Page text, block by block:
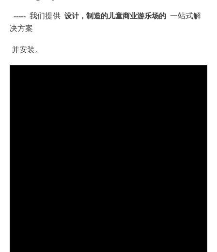
----- 我们提供 设计，制造的儿童商业游乐场的 一站式解
决方案
并安装。